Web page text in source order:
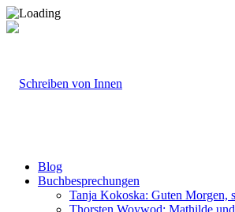
Blog
Buchbesprechungen
Tanja Kokoska: Guten Morgen,
Thorsten Woywod: Mathilde